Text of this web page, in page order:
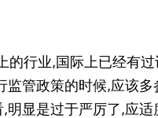
的行业,国际上已经有
管政策的时候,应该多
显是过于严厉了,应适